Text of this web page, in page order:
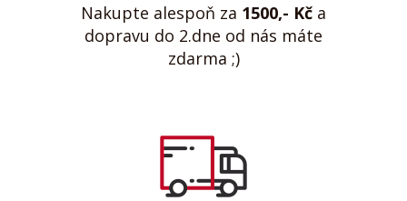
Nakupte alespoň za 1500,- Kč a
dopravu do 2.dne od nás máte
zdarma ;)